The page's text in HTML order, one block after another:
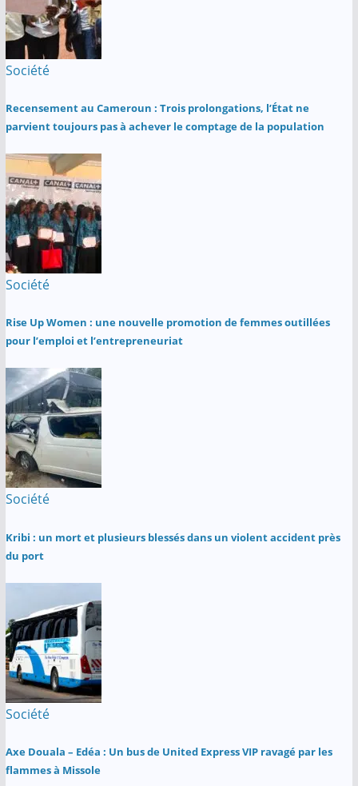
Société
Recensement au Cameroun : Trois prolongations, l’État ne
parvient toujours pas à achever le comptage de la population
Société
Rise Up Women : une nouvelle promotion de femmes outillées
pour l’emploi et l’entrepreneuriat
Société
Kribi : un mort et plusieurs blessés dans un violent accident près
du port
Société
Axe Douala – Edéa : Un bus de United Express VIP ravagé par les
flammes à Missole